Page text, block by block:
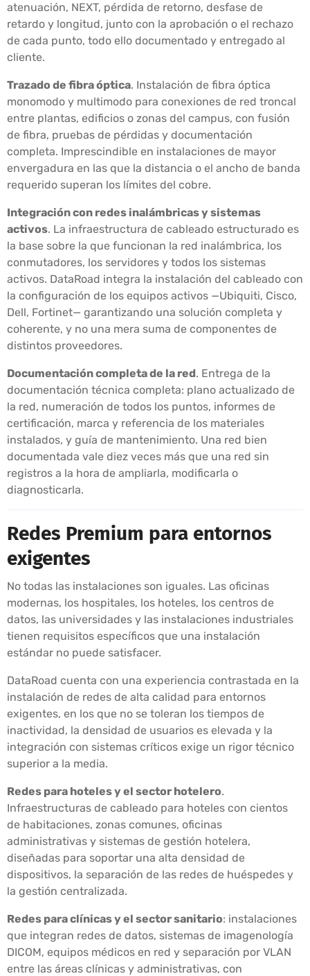
atenuación, NEXT, pérdida de retorno, desfase de
retardo y longitud, junto con la aprobación o el rechazo
de cada punto, todo ello documentado y entregado al
cliente.
Trazado de fibra óptica. Instalación de fibra óptica
monomodo y multimodo para conexiones de red troncal
entre plantas, edificios o zonas del campus, con fusión
de fibra, pruebas de pérdidas y documentación
completa. Imprescindible en instalaciones de mayor
envergadura en las que la distancia o el ancho de banda
requerido superan los límites del cobre.
Integración con redes inalámbricas y sistemas
activos. La infraestructura de cableado estructurado es
la base sobre la que funcionan la red inalámbrica, los
conmutadores, los servidores y todos los sistemas
activos. DataRoad integra la instalación del cableado con
la configuración de los equipos activos —Ubiquiti, Cisco,
Dell, Fortinet— garantizando una solución completa y
coherente, y no una mera suma de componentes de
distintos proveedores.
Documentación completa de la red. Entrega de la
documentación técnica completa: plano actualizado de
la red, numeración de todos los puntos, informes de
certificación, marca y referencia de los materiales
instalados, y guía de mantenimiento. Una red bien
documentada vale diez veces más que una red sin
registros a la hora de ampliarla, modificarla o
diagnosticarla.
Redes Premium para entornos
exigentes
No todas las instalaciones son iguales. Las oficinas
modernas, los hospitales, los hoteles, los centros de
datos, las universidades y las instalaciones industriales
tienen requisitos específicos que una instalación
estándar no puede satisfacer.
DataRoad cuenta con una experiencia contrastada en la
instalación de redes de alta calidad para entornos
exigentes, en los que no se toleran los tiempos de
inactividad, la densidad de usuarios es elevada y la
integración con sistemas críticos exige un rigor técnico
superior a la media.
Redes para hoteles y el sector hotelero.
Infraestructuras de cableado para hoteles con cientos
de habitaciones, zonas comunes, oficinas
administrativas y sistemas de gestión hotelera,
diseñadas para soportar una alta densidad de
dispositivos, la separación de las redes de huéspedes y
la gestión centralizada.
Redes para clínicas y el sector sanitario: instalaciones
que integran redes de datos, sistemas de imagenología
DICOM, equipos médicos en red y separación por VLAN
entre las áreas clínicas y administrativas, con